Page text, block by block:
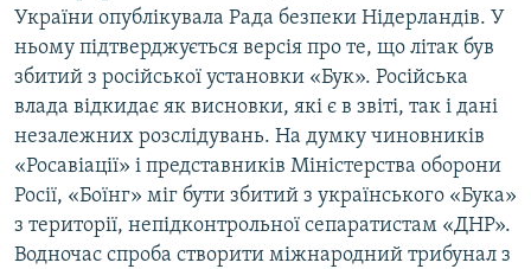
України опублікувала Рада безпеки Нідерландів. У
ньому підтверджується версія про те, що літак був
збитий з російської установки «Бук». Російська
влада відкидає як висновки, які є в звіті, так і дані
незалежних розслідувань. На думку чиновників
«Росавіації» і представників Міністерства оборони
Росії, «Боїнг» міг бути збитий з українського «Бука»
з території, непідконтрольної сепаратистам «ДНР».
Водночас спроба створити міжнародний трибунал з